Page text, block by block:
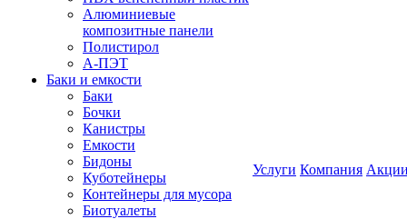
Алюминиевые
композитные панели
Полистирол
А-ПЭТ
Баки и емкости
Баки
Бочки
Канистры
Емкости
Бидоны
Куботейнеры
Контейнеры для мусора
Биотуалеты
Услуги Компания